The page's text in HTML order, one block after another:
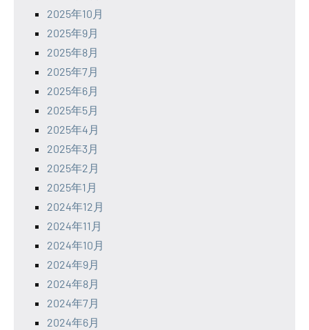
2025年10月
2025年9月
2025年8月
2025年7月
2025年6月
2025年5月
2025年4月
2025年3月
2025年2月
2025年1月
2024年12月
2024年11月
2024年10月
2024年9月
2024年8月
2024年7月
2024年6月